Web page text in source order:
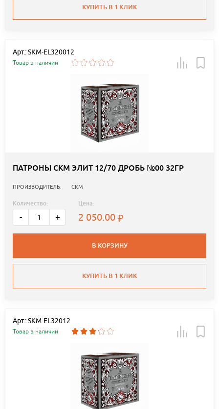
КУПИТЬ В 1 КЛИК
Арт.: SKM-EL320012
Товар в наличии
ПАТРОНЫ СКМ ЭЛИТ 12/70 ДРОБЬ №00 32ГР
ПРОИЗВОДИТЕЛЬ: СКМ
Количество:
- +
Цена:
2 050.00
В КОРЗИНУ
КУПИТЬ В 1 КЛИК
Арт.: SKM-EL32012
Товар в наличии